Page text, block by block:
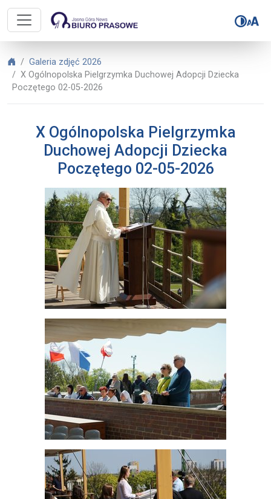
Biuro Prasowe Jasnej Góry – X
Biuro Prasowe Jasnej Góry
Galeria zdjęć 2026
X Ogólnopolska Pielgrzymka Duchowej Adopcji Dziecka
Poczętego 02-05-2026
X Ogólnopolska Pielgrzymka
Duchowej Adopcji Dziecka
Poczętego 02-05-2026